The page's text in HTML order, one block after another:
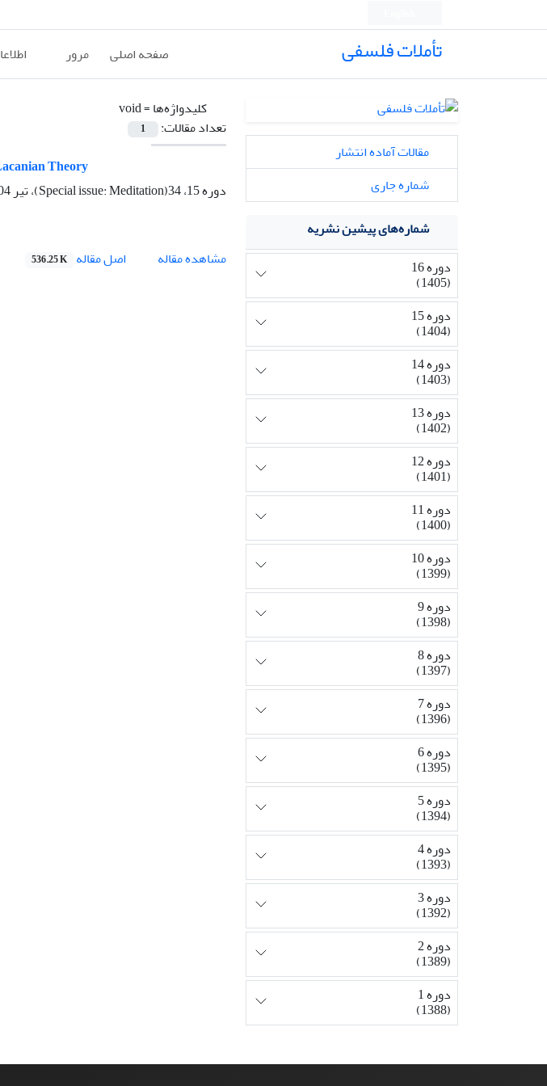
تأملات فلسفی صفحه اصلی مرور
کلیدواژه‌ها =void
تعداد مقالات:
1
Theory
دوره 15، 34(Special issue: Meditation)، تیر 1404، صفحه
مشاهده مقاله
اصل مقاله 536.25 K
مقالات آماده انتشار
شماره جاری
شماره‌های پیشین نشریه
دوره 16
(1405)
دوره 15
(1404)
دوره 14
(1403)
دوره 13
(1402)
دوره 12
(1401)
دوره 11
(1400)
دوره 10
(1399)
دوره 9
(1398)
دوره 8
(1397)
دوره 7
(1396)
دوره 6
(1395)
دوره 5
(1394)
دوره 4
(1393)
دوره 3
(1392)
دوره 2
(1389)
دوره 1
(1388)